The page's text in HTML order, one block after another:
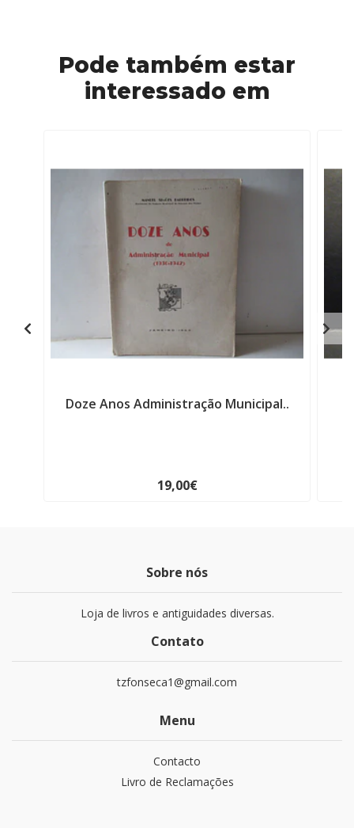
Pode também estar
interessado em
Doze Anos Administração Municipal..
19,00€
Sobre nós
Loja de livros e antiguidades diversas.
Contato
tzfonseca1@gmail.com
Menu
Contacto
Livro de Reclamações